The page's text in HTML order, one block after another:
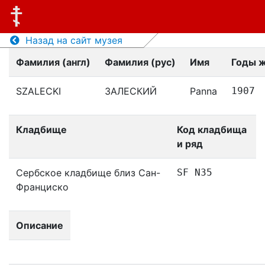
Назад на сайт музея
Фамилия (англ)
Фамилия (рус) Имя Годы
SZALECKI ЗАЛЕСКИЙ Panna 1907
Кладбище
Код кладбища
и ряд
Сербское кладбище близ Сан-
Франциско
SF N35
Описание